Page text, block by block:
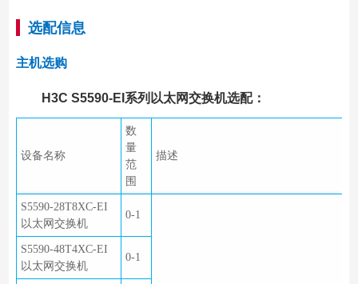
选配信息
主机选购
H3C S5590-EI系列以太网交换机选配：
设备名称
数
量
范
围
描述
S5590-28T8XC-EI
以太网交换机
0-1
S5590-48T4XC-EI
以太网交换机
0-1